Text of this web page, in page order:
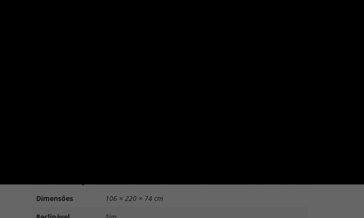
Dimensões
106 × 220 × 74 cm